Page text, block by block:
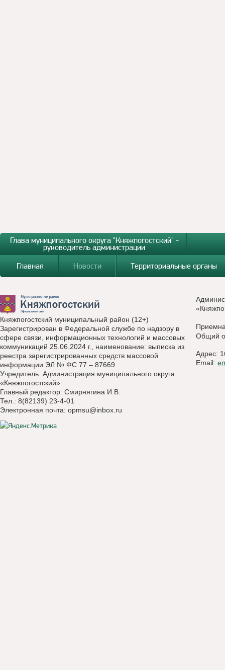
Глава муниципального округа "Княжпогостский" -
руководитель администрации
Главная
Новости Территориальные органы
Княжпогостский муниципальный район (12+)
Зарегистрирован в Федеральной службе по надзору в
сфере связи, информационных технологий и массовых
коммуникаций 25.06.2024 г., наименование: выписка из
реестра зарегистрированных средств массовой
информации ЭЛ № ФС 77 – 87669
Учредитель: Администрация муниципального округа
«Княжпогостский»
Главный редактор: Смирнягина И.В.
Тел.: 8(82139) 23-4-01
Электронная почта: opmsu@inbox.ru
Общий
Адрес:
Email: